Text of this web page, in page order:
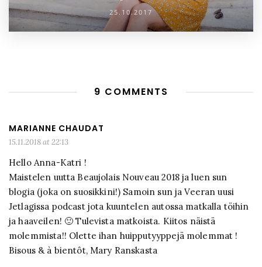
25.10.2017
9 COMMENTS
MARIANNE CHAUDAT
15.11.2018 at 22:13
Hello Anna-Katri !
Maistelen uutta Beaujolais Nouveau 2018 ja luen sun
blogia (joka on suosikkini!) Samoin sun ja Veeran uusi
Jetlagissa podcast jota kuuntelen autossa matkalla töihin
ja haaveilen! 🙂 Tulevista matkoista. Kiitos näistä
molemmista!! Olette ihan huipputyyppejä molemmat !
Bisous & à bientôt, Mary Ranskasta